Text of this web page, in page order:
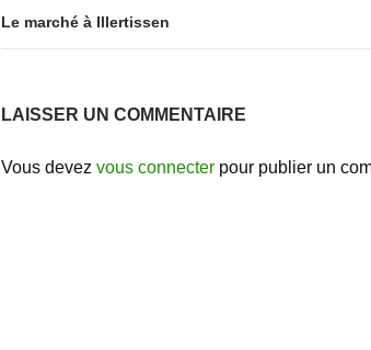
Le marché à Illertissen
LAISSER UN COMMENTAIRE
Vous devez vous connecter pour publier un